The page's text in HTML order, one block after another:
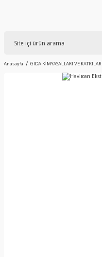
Anasayfa GIDA KİMYASALLARI VE KATKILAR